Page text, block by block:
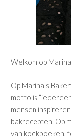
Welkom op
Op Marina's
motto is
mensen
bakrecepten. Op
van kookboeken,